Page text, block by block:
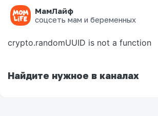
МамЛайф
соцсеть мам и беременных
Ошибка на странице
crypto.randomUUID is not a function
Найдите нужное в каналах